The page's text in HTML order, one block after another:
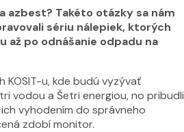
azbest? Takéto otázky sa nám
sériu nálepiek, ktorých
až po odnášanie odpadu na
u, kde budú vyzývať
vodou a Šetri energiou, no pribudli
vyhodením do správneho
zdobí monitor.